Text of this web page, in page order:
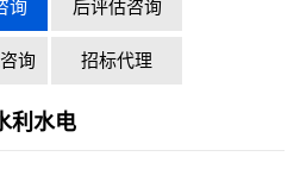
询 后评估咨询
询 招标代理
利水电